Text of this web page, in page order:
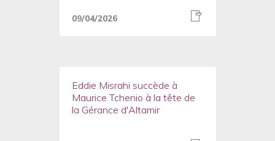
09/04/2026
Eddie Misrahi succède à
Maurice Tchenio à la tête de
la Gérance d'Altamir